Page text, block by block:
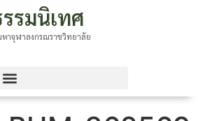
รมนิเทศ
าจุฬาลงกรณราชวิทยาลัย